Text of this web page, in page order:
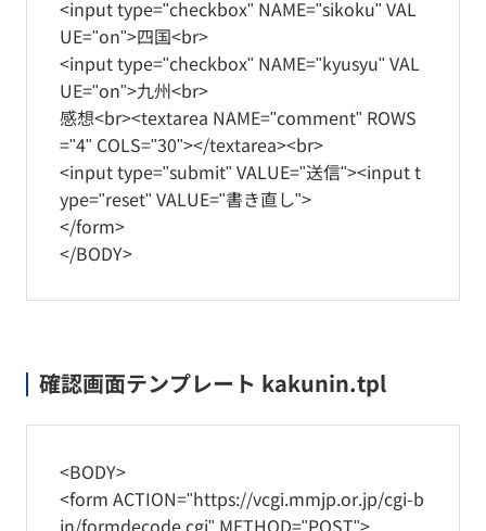
<input type="checkbox" NAME="sikoku" VAL
UE="on">四国<br>
<input type="checkbox" NAME="kyusyu" VAL
UE="on">九州<br>
感想<br><textarea NAME="comment" ROWS
="4" COLS="30"></textarea><br>
<input type="submit" VALUE="送信"><input t
ype="reset" VALUE="書き直し">
</form>
</BODY>
確認画面テンプレート kakunin.tpl
<BODY>
<form ACTION="https://vcgi.mmjp.or.jp/cgi-b
in/formdecode.cgi" METHOD="POST">